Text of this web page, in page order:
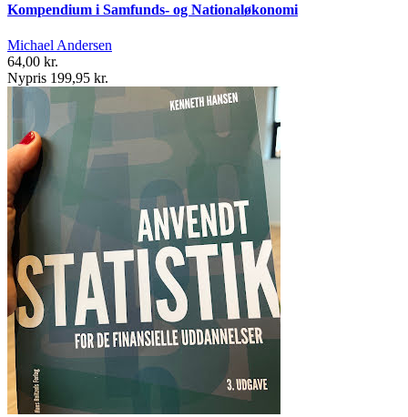
Kompendium i Samfunds- og Nationaløkonomi
Michael Andersen
64,00 kr.
Nypris 199,95 kr.